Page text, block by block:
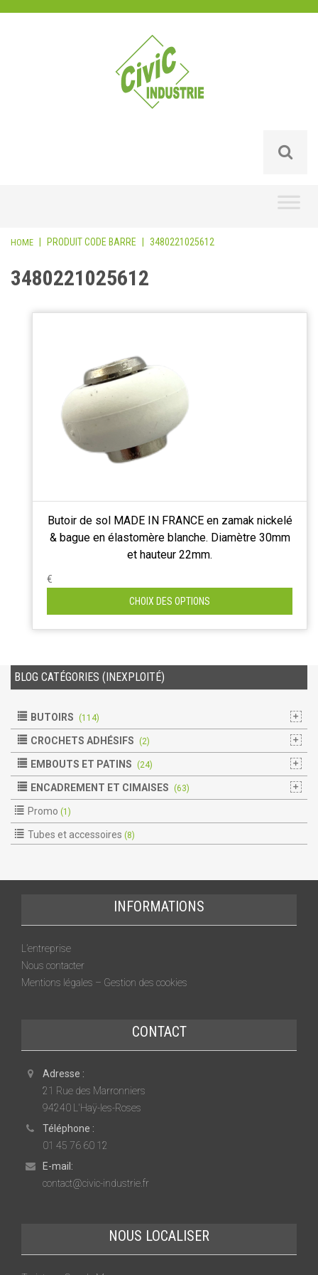
HOME PRODUIT CODE BARRE 3480221025612
3480221025612
Butoir de sol MADE IN FRANCE en zamak nickelé
& bague en élastomère blanche. Diamètre 30mm
et hauteur 22mm.
€
CHOIX DES OPTIONS
BLOG CATÉGORIES (INEXPLOITÉ)
BUTOIRS (114)
CROCHETS ADHÉSIFS (2)
EMBOUTS ET PATINS (24)
ENCADREMENT ET CIMAISES (63)
Promo (1)
Tubes et accessoires (8)
INFORMATIONS
L’entreprise
Nous contacter
Mentions légales – Gestion des cookies
CONTACT
Adresse :
21 Rue des Marronniers
94240 L'Haÿ-les-Roses
Téléphone :
01 45 76 60 12
E-mail:
contact@civic-industrie.fr
NOUS LOCALISER